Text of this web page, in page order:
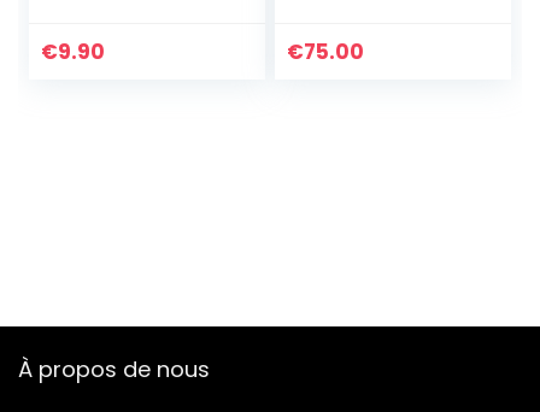
avec des jeux de
€9.90 €75.00
À propos de nous